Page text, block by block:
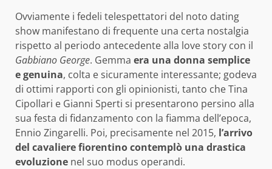
Ovviamente i fedeli telespettatori del noto dating
show manifestano di frequente una certa nostalgia
rispetto al periodo antecedente alla love story con il
Gabbiano George. Gemma era una donna semplice
e genuina, colta e sicuramente interessante; godeva
di ottimi rapporti con gli opinionisti, tanto che Tina
Cipollari e Gianni Sperti si presentarono persino alla
sua festa di fidanzamento con la fiamma dell’epoca,
Ennio Zingarelli. Poi, precisamente nel 2015, l’arrivo
del cavaliere fiorentino contemplò una drastica
evoluzione nel suo modus operandi.